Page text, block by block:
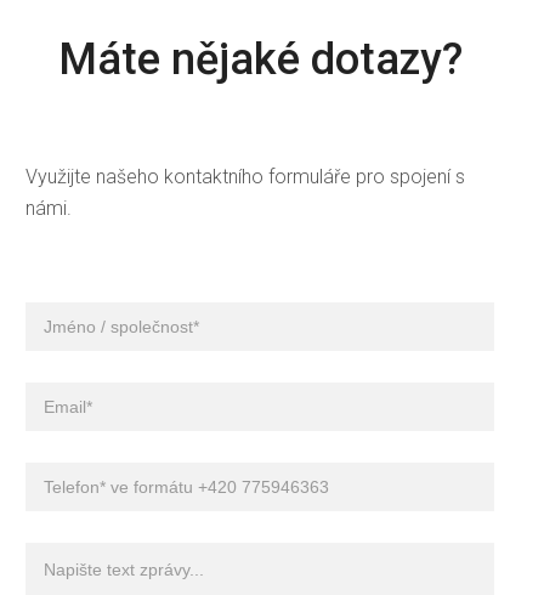
Máte nějaké dotazy?
Využijte našeho kontaktního formuláře pro spojení s
námi.